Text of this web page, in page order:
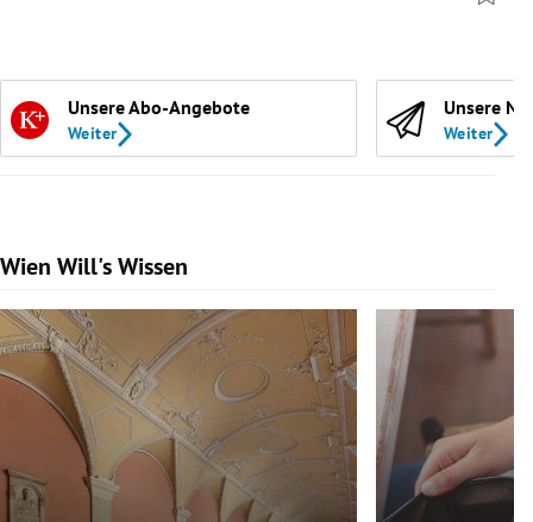
Unsere Abo-Angebote
Weiter
Unsere
Weiter
Wien Will's Wissen
Slide 1 von 139